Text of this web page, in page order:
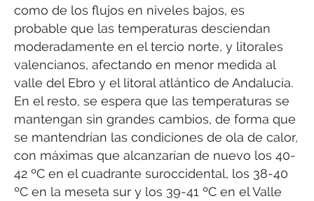
como de los flujos en niveles bajos, es
probable que las temperaturas desciendan
moderadamente en el tercio norte, y litorales
valencianos, afectando en menor medida al
valle del Ebro y el litoral atlántico de Andalucía.
En el resto, se espera que las temperaturas se
mantengan sin grandes cambios, de forma que
se mantendrían las condiciones de ola de calor,
con máximas que alcanzarían de nuevo los 40-
42 ºC en el cuadrante suroccidental, los 38-40
ºC en la meseta sur y los 39-41 ºC en el Valle